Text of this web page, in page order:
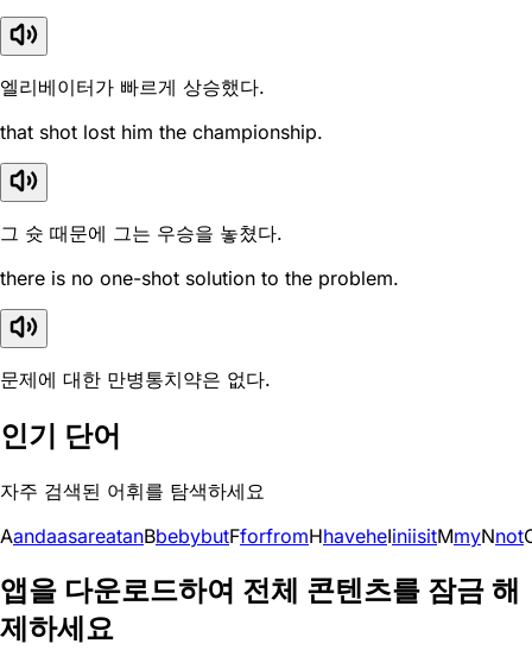
엘리베이터가 빠르게 상승했다.
that shot lost him the championship.
그 슛 때문에 그는 우승을 놓쳤다.
there is no one-shot solution to the problem.
문제에 대한 만병통치약은 없다.
인기 단어
자주 검색된 어휘를 탐색하세요
AandaasareatanBbebybutFforfromHhaveheIiniisitMmyNnot
앱을 다운로드하여 전체 콘텐츠를 잠금 해
제하세요